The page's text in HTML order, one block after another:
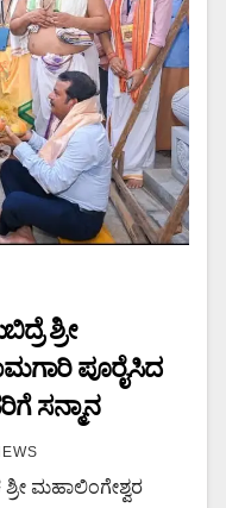
ಶ್ರೀ
ಪೂರೈಸಿದ
ಸನ್ಮಾನ
ಮಹಾಲಿಂಗೇಶ್ವರ